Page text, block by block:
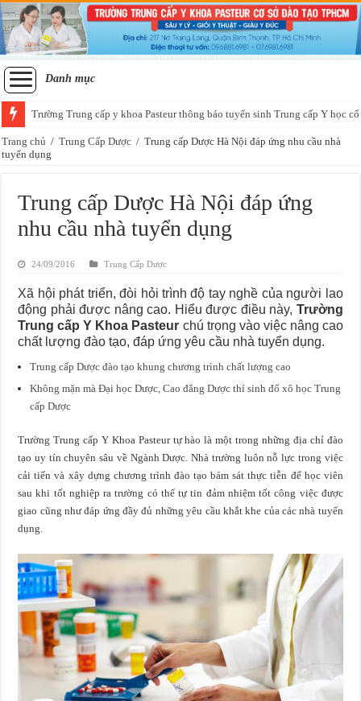
Danh mục
Trường Trung cấp y khoa Pasteur thông báo tuyển sinh Trung cấp Y học
Trang chủ / Trung Cấp Dược / Trung cấp Dược Hà Nội đáp ứng nhu cầu nhà
tuyển dụng
Trung cấp Dược Hà Nội đáp ứng
nhu cầu nhà tuyển dụng
24/09/2016 Trung Cấp Dược
Xã hội phát triển, đòi hỏi trình độ tay nghề của người lao
động phải được nâng cao. Hiểu được điều này, Trường
Trung cấp Y Khoa Pasteur chú trọng vào việc nâng cao
chất lượng đào tạo, đáp ứng yêu cầu nhà tuyển dụng.
Trung cấp Dược đào tạo khung chương trình chất lượng cao
Không mặn mà Đại học Dược, Cao đẳng Dược thí sinh đổ xô học Trung
cấp Dược
Trường Trung cấp Y Khoa Pasteur tự hào là một trong những địa chỉ đào
tạo uy tín chuyên sâu về Ngành Dược. Nhà trường luôn nỗ lực trong việc
cải tiến và xây dựng chương trình đào tạo bám sát thực tiễn để học viên
sau khi tốt nghiệp ra trường có thể tự tin đảm nhiệm tốt công việc được
giao cũng như đáp ứng đầy đủ những yêu cầu khắt khe của các nhà tuyển
dụng.